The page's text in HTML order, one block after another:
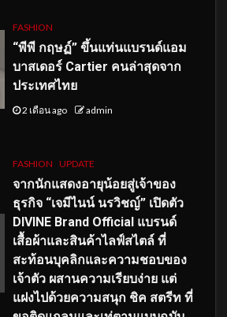
FASHION
“พีพี กฤษฏ์” ขึ้นแท่นแบรนด์แอม
บาสเดอร์ Cartier คนล่าสุดจาก
ประเทศไทย
2 เดือน ago admin
FASHION UPDATE
จากนักแสดงอายุน้อยสู่เจ้าของ
ธุรกิจ “เจมีไนน์ นรวิชญ์” เปิดตัว
DIVINE Brand Official แบรนด์
เสื้อผ้าและสินค้าไลฟ์สไตล์ ที่
สะท้อนบุคลิกและความชอบของ
เจ้าตัว ผสานความเรียบง่าย แต่
แฝงไปด้วยความสนุก ชิค สตรีท ที่